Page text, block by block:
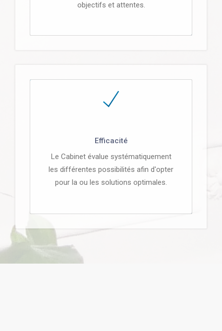
objectifs et attentes.
Efficacité
Le Cabinet évalue systématiquement
les différentes possibilités afin d'opter
pour la ou les solutions optimales.